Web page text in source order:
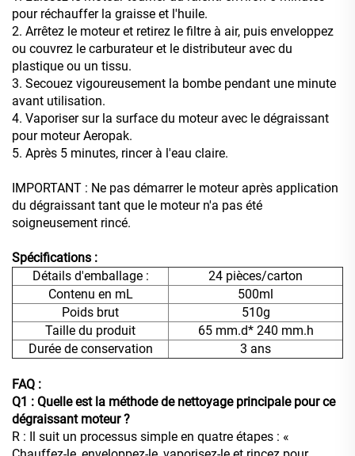
pour réchauffer la graisse et l'huile.
2. Arrêtez le moteur et retirez le filtre à air, puis enveloppez
ou couvrez le carburateur et le distributeur avec du
plastique ou un tissu.
3. Secouez vigoureusement la bombe pendant une minute
avant utilisation.
4. Vaporiser sur la surface du moteur avec le dégraissant
pour moteur Aeropak.
5. Après 5 minutes, rincer à l'eau claire.
IMPORTANT : Ne pas démarrer le moteur après application
du dégraissant tant que le moteur n'a pas été
soigneusement rincé.
Spécifications :
Détails d'emballage :
24 pièces/carton
Contenu en mL
500ml
Poids brut
510g
Taille du produit
65 mm.d* 240 mm.h
Durée de conservation
3 ans
FAQ :
Q1 : Quelle est la méthode de nettoyage principale pour ce
dégraissant moteur ?
R : Il suit un processus simple en quatre étapes : «